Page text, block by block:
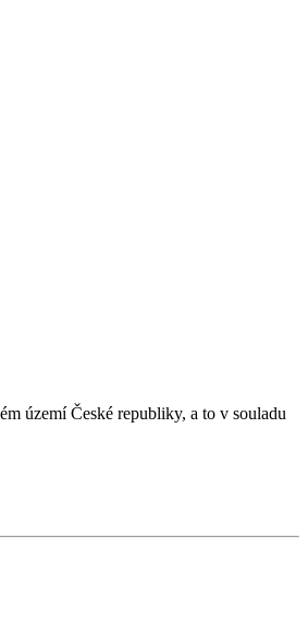
území České republiky, a to v souladu